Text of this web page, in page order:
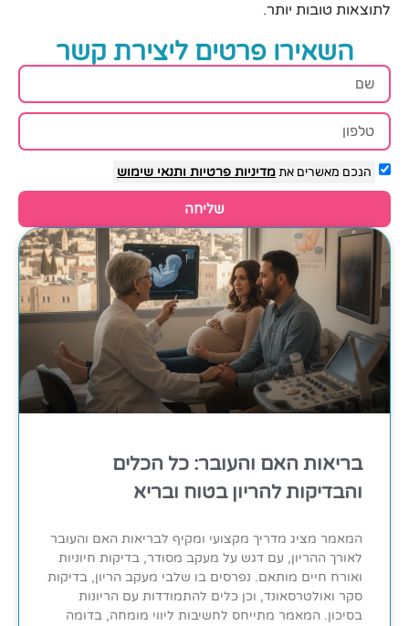
לתוצאות טובות יותר.
השאירו פרטים ליצירת קשר
הנכם מאשרים אתמדיניות פרטיות ותנאי שימוש
שליחה
בריאות האם והעובר: כל הכלים
והבדיקות להריון בטוח ובריא
המאמר מציג מדריך מקצועי ומקיף לבריאות האם והעובר
לאורך ההריון, עם דגש על מעקב מסודר, בדיקות חיוניות
ואורח חיים מותאם. נפרסים בו שלבי מעקב הריון, בדיקות
סקר ואולטרסאונד, וכן כלים להתמודדות עם הריונות
בסיכון. המאמר מתייחס לחשיבות ליווי מומחה, בדומה